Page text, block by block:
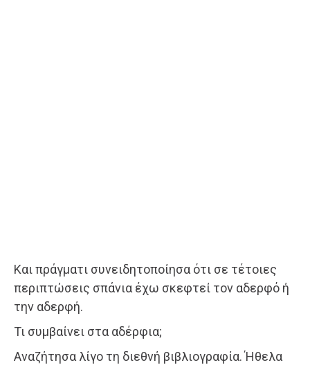
Και πράγματι συνειδητοποίησα ότι σε τέτοιες
περιπτώσεις σπάνια έχω σκεφτεί τον αδερφό ή
την αδερφή.
Τι συμβαίνει στα αδέρφια;
Αναζήτησα λίγο τη διεθνή βιβλιογραφία. Ήθελα